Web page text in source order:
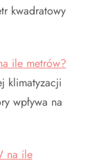
kwadratowy
ile metrów?
klimatyzacji
wpływa na
na ile